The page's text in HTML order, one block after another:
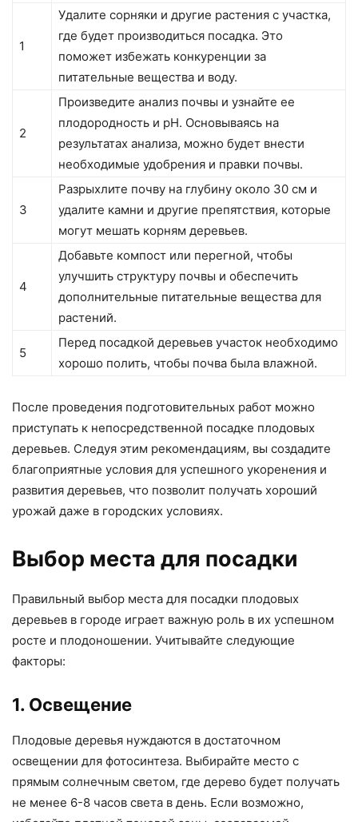
1
Удалите сорняки и другие растения с участка,
где будет производиться посадка. Это
поможет избежать конкуренции за
питательные вещества и воду.
2
Произведите анализ почвы и узнайте ее
плодородность и pH. Основываясь на
результатах анализа, можно будет внести
необходимые удобрения и правки почвы.
3
Разрыхлите почву на глубину около 30 см и
удалите камни и другие препятствия, которые
могут мешать корням деревьев.
4
Добавьте компост или перегной, чтобы
улучшить структуру почвы и обеспечить
дополнительные питательные вещества для
растений.
5
Перед посадкой деревьев участок необходимо
хорошо полить, чтобы почва была влажной.
После проведения подготовительных работ можно
приступать к непосредственной посадке плодовых
деревьев. Следуя этим рекомендациям, вы создадите
благоприятные условия для успешного укоренения и
развития деревьев, что позволит получать хороший
урожай даже в городских условиях.
Выбор места для посадки
Правильный выбор места для посадки плодовых
деревьев в городе играет важную роль в их успешном
росте и плодоношении. Учитывайте следующие
факторы:
1. Освещение
Плодовые деревья нуждаются в достаточном
освещении для фотосинтеза. Выбирайте место с
прямым солнечным светом, где дерево будет получать
не менее 6-8 часов света в день. Если возможно,